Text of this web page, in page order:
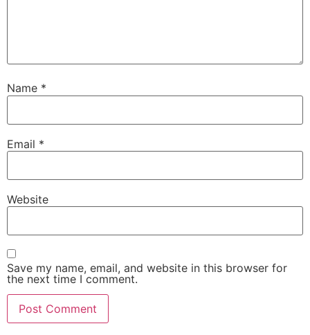
Name *
Email *
Website
Save my name, email, and website in this browser for
the next time I comment.